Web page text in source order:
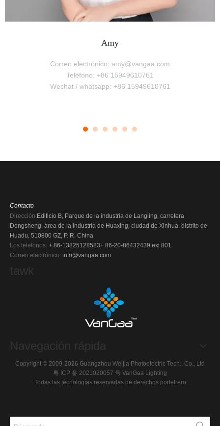
Amy
Correo electrónico: amy@vangaa.com
Teléfono: +86 15949610761
Wechat / whatsapp: +86 15949610761
Contacto
Dirección:Edificio B, Parque de la industria de Langling, carretera
Dongsheng, área de la industria de Huaxing, ciudad de Xinhua, distrito de
Huadu, 510800 GZ, P. R. China
Los telefonos: + 86-13825128583+ 86-20-86432439 ext 801
Correo electrónico: info@vangaa.com
tawk
Navegación rápida
Copyright © 2009-2026 Guangzhou Weijia Photoelectric Tech., Co., Ltd
粤 ICP 备 2021020057 号 VanGaa Lighting
Todas las tecnologías reservadas de derechos porletrero